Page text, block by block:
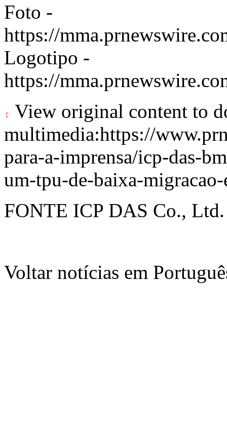
Foto -
https://
Logotipo -
https://
View original content to
multimedia:https://
para-a-imprensa/icp-das-
um-tpu-de-baixa-
FONTE ICP DAS Co., Ltd.
Voltar notícias em